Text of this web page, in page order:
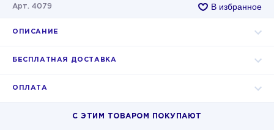
Арт. 4079 В избранное
ОПИСАНИЕ
БЕСПЛАТНАЯ ДОСТАВКА
ОПЛАТА
С ЭТИМ ТОВАРОМ ПОКУПАЮТ